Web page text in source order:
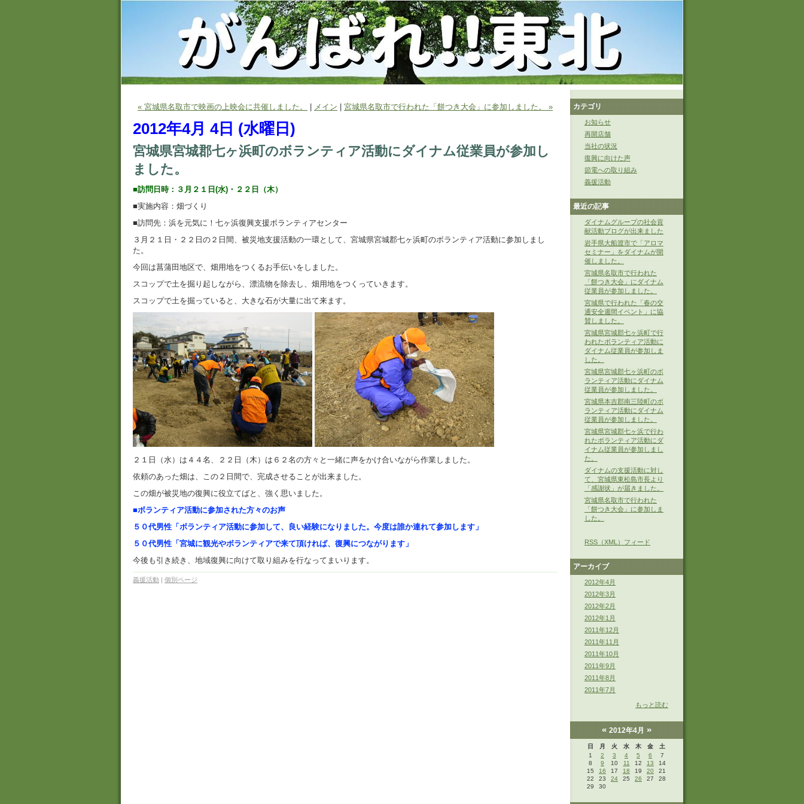
« 宮城県名取市で映画の上映会に共催しました。 メイン 宮城県名取市で行われた「餅つき大会」に参加しました。 »
2012年4月 4日 (水曜日)
宮城県宮城郡七ヶ浜町のボランティア活動にダイナム従業員が参加し
ました。
■訪問日時：３月２１日(水)・２２日（木）
■実施内容：畑づくり
■訪問先：浜を元気に！七ヶ浜復興支援ボランティアセンター
３月２１日・２２日の２日間、被災地支援活動の一環として、宮城県宮城郡七ヶ浜町のボランティア活動に参加しまし
た。
今回は菖蒲田地区で、畑用地をつくるお手伝いをしました。
スコップで土を掘り起しながら、漂流物を除去し、畑用地をつくっていきます。
スコップで土を掘っていると、大きな石が大量に出て来ます。
２１日（水）は４４名、２２日（木）は６２名の方々と一緒に声をかけ合いながら作業しました。
依頼のあった畑は、この２日間で、完成させることが出来ました。
この畑が被災地の復興に役立てばと、強く思いました。
■ボランティア活動に参加された方々のお声
５０代男性「ボランティア活動に参加して、良い経験になりました。今度は誰か連れて参加します」
５０代男性「宮城に観光やボランティアで来て頂ければ、復興につながります」
今後も引き続き、地域復興に向けて取り組みを行なってまいります。
義援活動 | 個別ページ
カテゴリ
お知らせ
再開店舗
当社の状況
復興に向けた声
節電への取り組み
義援活動
最近の記事
ダイナムグループの社会貢
献活動ブログが出来ました
岩手県大船渡市で「アロマ
セミナー」をダイナムが開
催しました。
宮城県名取市で行われた
「餅つき大会」にダイナム
従業員が参加しました。
宮城県で行われた「春の交
通安全週間イベント」に協
賛しました。
宮城県宮城郡七ヶ浜町で行
われたボランティア活動に
ダイナム従業員が参加しま
した。
宮城県宮城郡七ヶ浜町のボ
ランティア活動にダイナム
従業員が参加しました。
宮城県本吉郡南三陸町のボ
ランティア活動にダイナム
従業員が参加しました。
宮城県宮城郡七ヶ浜で行わ
れたボランティア活動にダ
イナム従業員が参加しまし
た。
ダイナムの支援活動に対し
て、宮城県東松島市長より
「感謝状」が届きました。
宮城県名取市で行われた
「餅つき大会」に参加しま
した。
RSS（XML）フィード
アーカイブ
2012年4月
2012年3月
2012年2月
2012年1月
2011年12月
2011年11月
2011年10月
2011年9月
2011年8月
2011年7月
もっと読む
«2012年4月»
日 月 火 水 木 金
土
1
2 3 4 5 6
7
8
9 10 11 12 13
14
15
16 17 18 19 20
21
22
23 24 25 26 27
28
29
30